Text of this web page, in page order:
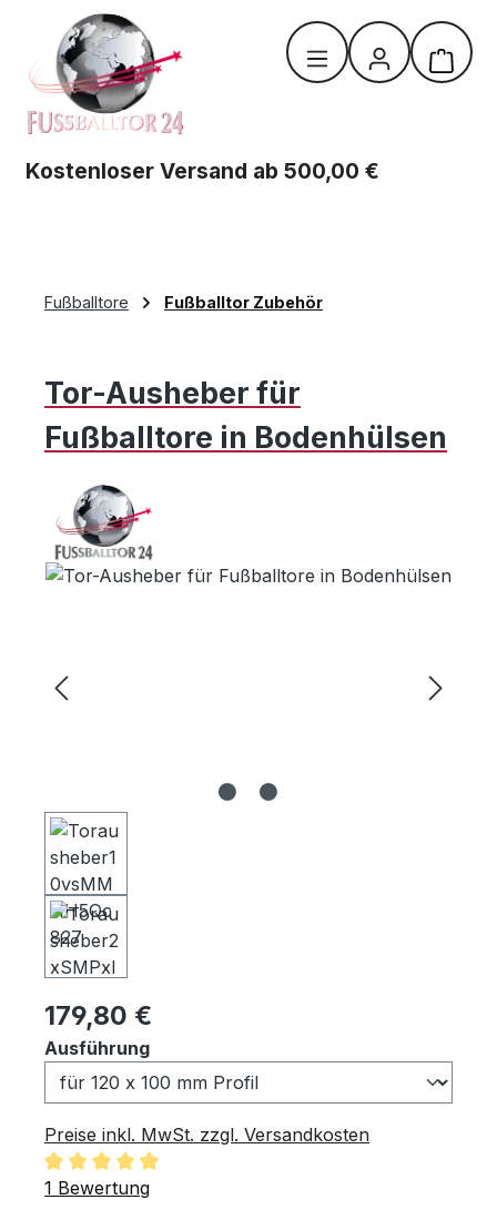
Zum Hauptinhalt springen
Kostenloser Versand ab 500,00 €
Fußballtore Fußballtor Zubehör
Tor-Ausheber für
Fußballtore in Bodenhülsen
Bildergalerie überspringen
Regulärer Preis:
179,80 €
Ausführungauswählen
Preise inkl. MwSt. zzgl. Versandkosten
Durchschnittliche Bewertung von 5 von 5 Sternen
1 Bewertung